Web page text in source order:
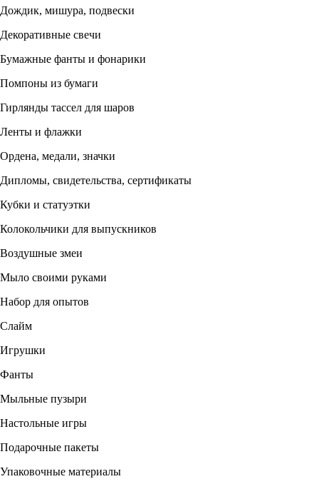
Дождик, мишура, подвески
Декоративные свечи
Бумажные фанты и фонарики
Помпоны из бумаги
Гирлянды тассел для шаров
Ленты и флажки
Ордена, медали, значки
Дипломы, свидетельства, сертификаты
Кубки и статуэтки
Колокольчики для выпускников
Воздушные змеи
Мыло своими руками
Набор для опытов
Слайм
Игрушки
Фанты
Мыльные пузыри
Настольные игры
Подарочные пакеты
Упаковочные материалы